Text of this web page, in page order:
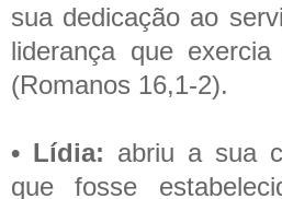
sua dedicação ao
liderança que
(Romanos 16,1-2).
• Lídia: abriu a sua
que fosse